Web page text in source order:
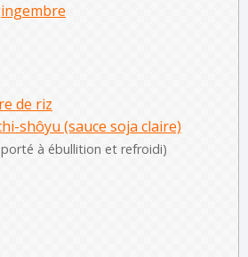
de riz
shôyu (sauce soja claire)
à ébullition et refroidi)